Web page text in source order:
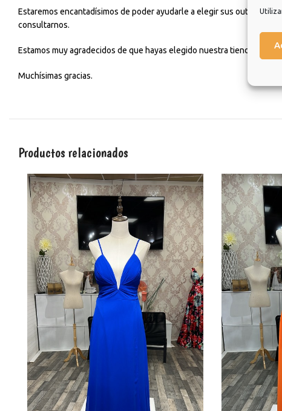
Estaremos encantadísimos de poder ayudarle a elegir sus outfits
consultarnos.
Estamos muy agradecidos de que hayas elegido nuestra tienda y
Muchísimas gracias.
Productos relacionados